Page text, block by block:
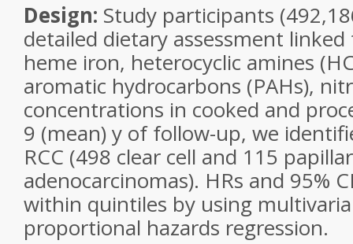
Design: Study participants
detailed dietary assessment
heme iron, heterocyclic amines
aromatic hydrocarbons (PAHs),
concentrations in cooked and
9 (mean) y of follow-up, we
RCC (498 clear cell and 115
adenocarcinomas). HRs and 95%
within quintiles by using
proportional hazards regression.